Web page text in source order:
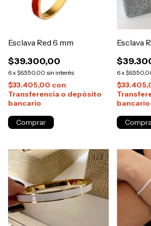
Esclava Red 6 mm
$39.300,00
6 x $6.550,00 sin interés
$33.405,00 con
Transferencia o depósito
bancario
Esclava
6 x
bancario
1/3